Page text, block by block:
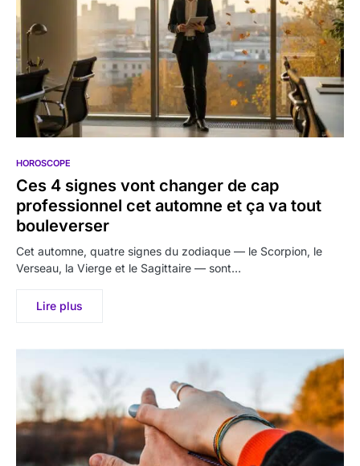
HOROSCOPE
Ces 4 signes vont changer de cap
professionnel cet automne et ça va tout
bouleverser
Cet automne, quatre signes du zodiaque — le Scorpion, le
Verseau, la Vierge et le Sagittaire — sont…
Lire plus